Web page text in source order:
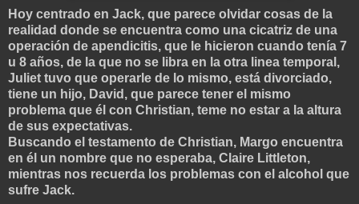
Hoy centrado en Jack, que parece olvidar cosas de la
realidad donde se encuentra como una cicatriz de una
operación de apendicitis, que le hicieron cuando tenía 7
u 8 años, de la que no se libra en la otra linea temporal,
Juliet tuvo que operarle de lo mismo, está divorciado,
tiene un hijo, David, que parece tener el mismo
problema que él con Christian, teme no estar a la altura
de sus expectativas.
Buscando el testamento de Christian, Margo encuentra
en él un nombre que no esperaba, Claire Littleton,
mientras nos recuerda los problemas con el alcohol que
sufre Jack.